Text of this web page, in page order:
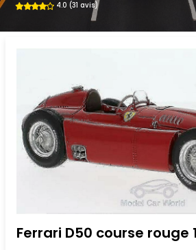
4.0 (31 avis)
Ferrari D50 course rouge